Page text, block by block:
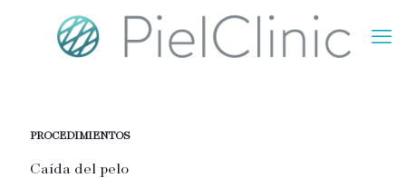
PROCEDIMIENTOS
Caída del pelo